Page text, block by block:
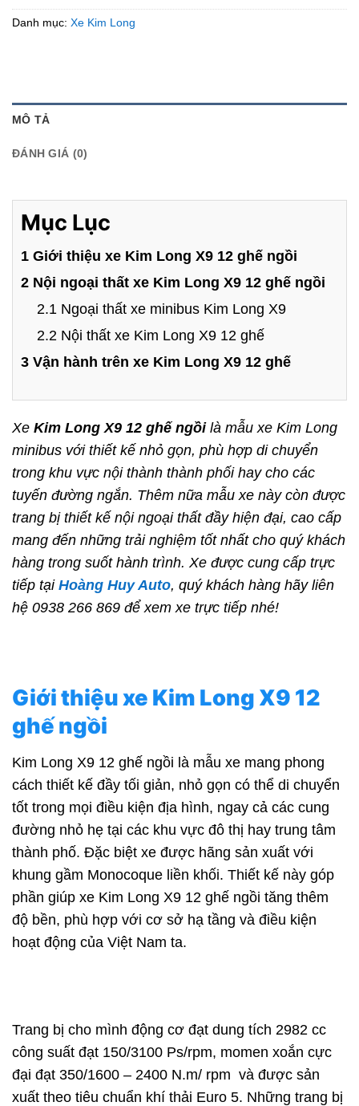
Danh mục: Xe Kim Long
MÔ TẢ
ĐÁNH GIÁ (0)
Mục Lục
1 Giới thiệu xe Kim Long X9 12 ghế ngồi
2 Nội ngoại thất xe Kim Long X9 12 ghế ngồi
2.1 Ngoại thất xe minibus Kim Long X9
2.2 Nội thất xe Kim Long X9 12 ghế
3 Vận hành trên xe Kim Long X9 12 ghế
Xe Kim Long X9 12 ghế ngồilà mẫu xe Kim Long
minibus với thiết kế nhỏ gọn, phù hợp di chuyển
trong khu vực nội thành thành phối hay cho các
tuyến đường ngắn. Thêm nữa mẫu xe này còn được
trang bị thiết kế nội ngoại thất đầy hiện đại, cao cấp
mang đến những trải nghiệm tốt nhất cho quý khách
hàng trong suốt hành trình. Xe được cung cấp trực
tiếp tại Hoàng Huy Auto, quý khách hàng hãy liên
hệ 0938 266 869 để xem xe trực tiếp nhé!
Giới thiệu xe Kim Long X9 12
ghế ngồi
Kim Long X9 12 ghế ngồi là mẫu xe mang phong
cách thiết kế đầy tối giản, nhỏ gọn có thể di chuyển
tốt trong mọi điều kiện địa hình, ngay cả các cung
đường nhỏ hẹ tại các khu vực đô thị hay trung tâm
thành phố. Đặc biệt xe được hãng sản xuất với
khung gầm Monocoque liền khối. Thiết kế này góp
phần giúp xe Kim Long X9 12 ghế ngồi tăng thêm
độ bền, phù hợp với cơ sở hạ tầng và điều kiện
hoạt động của Việt Nam ta.
Trang bị cho mình động cơ đạt dung tích 2982 cc
công suất đạt 150/3100 Ps/rpm, momen xoắn cực
đại đạt 350/1600 – 2400 N.m/ rpm và được sản
xuất theo tiêu chuẩn khí thải Euro 5. Những trang bị